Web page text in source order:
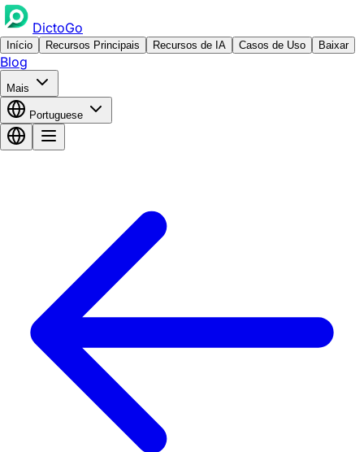
DictoGo
Início Recursos Principais Recursos de IA Casos de Uso Baixar
Blog
Mais
Portuguese